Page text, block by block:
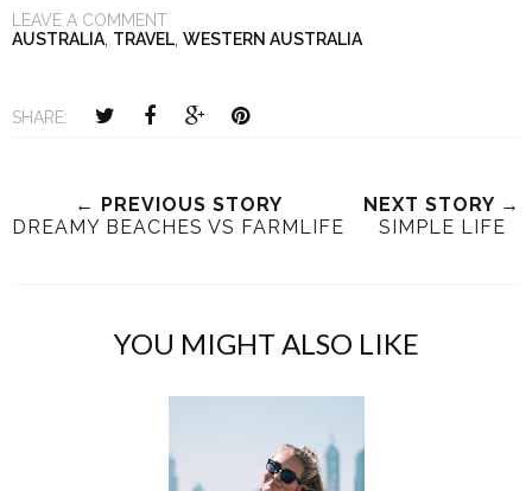
LEAVE A COMMENT
AUSTRALIA TRAVEL WESTERN AUSTRALIA
SHARE:
← PREVIOUS STORY
DREAMY BEACHES VS FARMLIFE
NEXT STORY →
SIMPLE LIFE
YOU MIGHT ALSO LIKE